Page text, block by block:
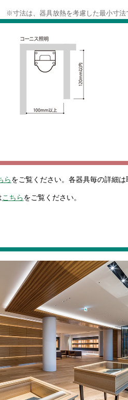
※寸法は、器具放熱を考慮した最小寸
らをご覧ください。各器具毎の詳細
こちらをご覧ください。